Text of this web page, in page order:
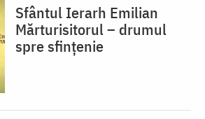
Sfântul Ierarh Emilian
Mărturisitorul – drumul
spre sfințenie